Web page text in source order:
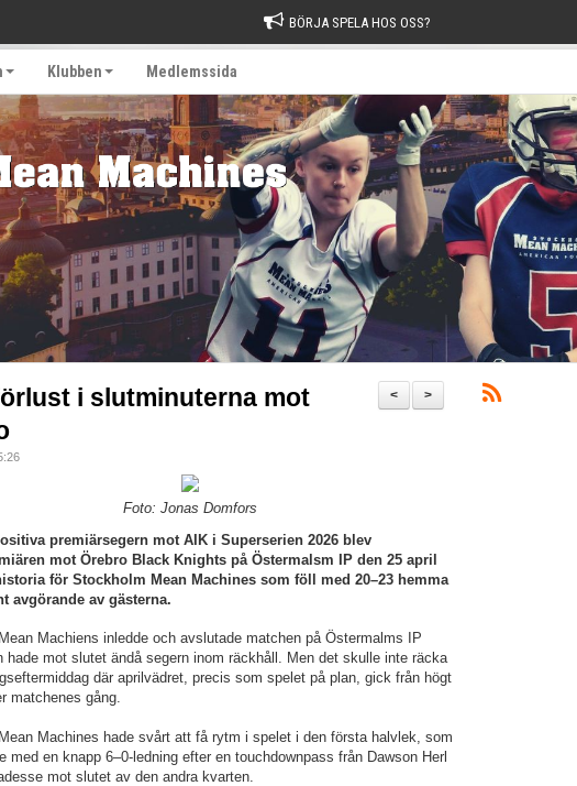
BÖRJA SPELA HOS OSS?
Klubben Medlemssida
>
<
i slutminuterna mot
Foto: Jonas Domfors
premiärsegern mot AIK i Superserien 2026 blev
mot Örebro Black Knights på Östermalsm IP den 25 april
för Stockholm Mean Machines som föll med 20–23 hemma
avgörande av gästerna.
Machiens inledde och avslutade matchen på Östermalms IP
hade mot slutet ändå segern inom räckhåll. Men det skulle inte räcka
där aprilvädret, precis som spelet på plan, gick från högt
matchenes gång.
Machines hade svårt att få rytm i spelet i den första halvlek, som
med en knapp 6–0-ledning efter en touchdownpass från Dawson Herl
mot slutet av den andra kvarten.